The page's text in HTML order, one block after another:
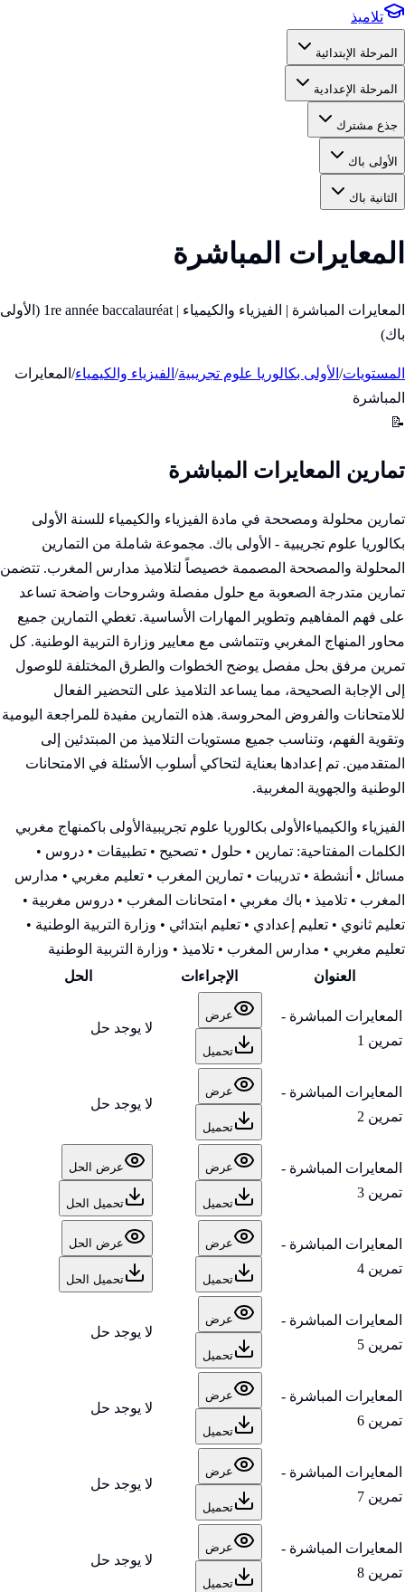
تلاميذ
المرحلة الإبتدائية
المرحلة الإعدادية
جذع مشترك
الأولى باك
الثانية باك
المعايرات المباشرة
المعايرات المباشرة | الفيزياء والكيمياء | 1re année baccalauréat (الأولى
باك)
المستويات/ الأولى بكالوريا علوم تجريبية/ الفيزياء والكيمياء/ المعايرات
المباشرة
📝
تمارين المعايرات المباشرة
تمارين محلولة ومصححة في مادة الفيزياء والكيمياء للسنة الأولى
بكالوريا علوم تجريبية - الأولى باك. مجموعة شاملة من التمارين
المحلولة والمصححة المصممة خصيصاً لتلاميذ مدارس المغرب. تتضمن
تمارين متدرجة الصعوبة مع حلول مفصلة وشروحات واضحة تساعد
على فهم المفاهيم وتطوير المهارات الأساسية. تغطي التمارين جميع
محاور المنهاج المغربي وتتماشى مع معايير وزارة التربية الوطنية. كل
تمرين مرفق بحل مفصل يوضح الخطوات والطرق المختلفة للوصول
إلى الإجابة الصحيحة، مما يساعد التلاميذ على التحضير الفعال
للامتحانات والفروض المحروسة. هذه التمارين مفيدة للمراجعة اليومية
وتقوية الفهم، وتناسب جميع مستويات التلاميذ من المبتدئين إلى
المتقدمين. تم إعدادها بعناية لتحاكي أسلوب الأسئلة في الامتحانات
الوطنية والجهوية المغربية.
الفيزياء والكيمياء الأولى بكالوريا علوم تجريبية الأولى باكمنهاج مغربي
الكلمات المفتاحية: تمارين • حلول • تصحيح • تطبيقات • دروس •
مسائل • أنشطة • تدريبات • تمارين المغرب • تعليم مغربي • مدارس
المغرب • تلاميذ • باك مغربي • امتحانات المغرب • دروس مغربية •
تعليم ثانوي • تعليم إعدادي • تعليم ابتدائي • وزارة التربية الوطنية •
تعليم مغربي • مدارس المغرب • تلاميذ • وزارة التربية الوطنية
العنوان
الإجراءات الحل
المعايرات المباشرة -
تمرين 1
عرض
تحميل
لا يوجد حل
المعايرات المباشرة -
تمرين 2
عرض
تحميل
لا يوجد حل
المعايرات المباشرة -
تمرين 3
عرض
تحميل
عرض الحل
تحميل الحل
المعايرات المباشرة -
تمرين 4
عرض
تحميل
عرض الحل
تحميل الحل
المعايرات المباشرة -
تمرين 5
عرض
تحميل
لا يوجد حل
المعايرات المباشرة -
تمرين 6
عرض
تحميل
لا يوجد حل
المعايرات المباشرة -
تمرين 7
عرض
تحميل
لا يوجد حل
المعايرات المباشرة -
تمرين 8
عرض
تحميل
لا يوجد حل